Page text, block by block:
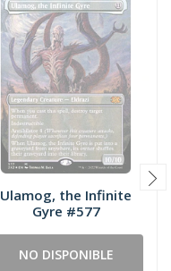
Ulamog, the Infinite
Gyre #577
NO DISPONIBLE